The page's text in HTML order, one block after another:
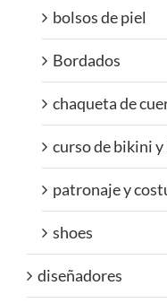
bolsos de piel
Bordados
chaqueta de
curso de bikini
patronaje y
shoes
diseñadores